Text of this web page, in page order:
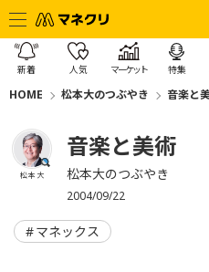
新着 人気 マーケット 特集
HOME 松本大のつぶやき 音楽と
松本 大
音楽と美術
松本大のつぶやき
2004/09/22
マネックス